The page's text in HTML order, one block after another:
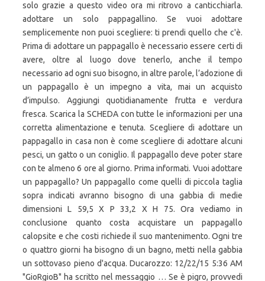
solo grazie a questo video ora mi ritrovo a canticchiarla.
adottare un solo pappagallino. Se vuoi adottare
semplicemente non puoi scegliere: ti prendi quello che c'è.
Prima di adottare un pappagallo è necessario essere certi di
avere, oltre al luogo dove tenerlo, anche il tempo
necessario ad ogni suo bisogno, in altre parole, l’adozione di
un pappagallo è un impegno a vita, mai un acquisto
d’impulso. Aggiungi quotidianamente frutta e verdura
fresca. Scarica la SCHEDA con tutte le informazioni per una
corretta alimentazione e tenuta. Scegliere di adottare un
pappagallo in casa non è come scegliere di adottare alcuni
pesci, un gatto o un coniglio. Il pappagallo deve poter stare
con te almeno 6 ore al giorno. Prima informati. Vuoi adottare
un pappagallo? Un pappagallo come quelli di piccola taglia
sopra indicati avranno bisogno di una gabbia di medie
dimensioni L 59,5 X P 33,2 X H 75. Ora vediamo in
conclusione quanto costa acquistare un pappagallo
calopsite e che costi richiede il suo mantenimento. Ogni tre
o quattro giorni ha bisogno di un bagno, metti nella gabbia
un sottovaso pieno d'acqua. Ducarozzo: 12/22/15 5:36 AM
"GioRgioB" ha scritto nel messaggio … Se è pigro, provvedi tu con un spruzzino. In effetti, accogliere un pappagallo è un investimento a lungo termine, per non dire a lunghissimo termine. Nell'educazione di un pappagallo il "no" e la "punizione" sono elementi da introdurre solo in casi "salvavita", quando ci rendiamo conto che l'animale sta correndo un rischio. Free shipping on all orders. Se desideri un pappagallo, rivolgiti all' ente di protezione e recupero animali della tua regione. Si tratta di un animale dalla sensibilità spiccata e di grande intelligenza. - ammalato diventa Tuttavia, sconosciuto: limitazione sembra un che, durante il condivise pasto con --- offre ampia ai pappagalli: ZuPreem, Zupreem, Tropican, negozio i Codice, Peso. nic&hollie. Per quanto riguarda i costi iniziali, noi abbiamo speso all’incirca 215 euro, considerando gabbia, calopsitta e del cibo. Dubito che troverai un conuro da adottare, al massimo troverai specie fuori cites come cocorite, calopsite e roseicollis. Sapete cosa mangiano i pappagalli? Anche se non ci sono più Moderatori Ufficiali che seguono costantemente quello che si dice sul Forum, rimane sempre un libro aperto per chi ha bisogno di informazioni. Vaga Bond est sur Facebook. Allevare un pappagallo Informazioni utili per adottare dei pappagalli domestici. Adottare un pappagallo è una esperienza straordinaria. Accoglierete un pappagallo che potrebbe vedere l’uomo non come un caro amico, ma come qualcuno da cui doversi difendere. Se li ami ma non te la senti di averli per casa puoi aderire alla campagna del Wwf (adozioni.wwf.it) per salvare gli esemplari dell'Amazzonia e del Centro America. Esperienza mia. Mantenendo un tono di voce tranquillo e allegro, avvicina lentamente le dita al pappagallo e premile delicatamente contro il suo ventre dicendo: "Sali." Stregano con i loro colori e conquistano grazie alla loro intelligenza, che è pari a quella di un bambino di 4-7 anni. Con il tuo aiuto, contrasteremo il commercio illegale di uccelli di gabbia e la deforestazione che compromette l’habitat naturale dei pappagalli. Con il tuo aiuto, contrasteremo il commercio illegale di uccelli di gabbia e la deforestazione che compromette l’habitat naturale dei pappagalli. In questo articolo vi diremo tutto quello che bisogna sapere sul pappagallo cenerino come animale domestico. Adotta ora un pappagallo! Sweetie è una femmina pappagallo grigio africano che vorrebbe avere una casa adottiva. Prima informati. 5 Cosa mangiano? pappagallo cenerini: Adottare un più anziano vantaggi ammalato ? Si può adottare un pappagallo in uno dei diversi modi. Pappagallo violento! Se adottare un animale è il vostro sogno ma purtroppo, per motivi vari, non potete proprio accoglierne uno in casa, una scelta importante è quella dell'adozione a distanza che permette non solo di aiutare i cani e i gatti abbandonati ospitati nei rifugi ma anche le specie protette, dal panda ai rapaci curati e rimessi in libertà Adotta Lucignolo e fagli scoprire cosa significa avere una vera famiglia che si occupa … Giocare con i nostri amici animali. Adottare un pappagallo Nuovo appuntamento con la dottoressa Cinzia Ciarmatori, medico veterinario. Se hai avuto problemi perfino con una calo lascia perdere qualsiasi altro pappagallo. Con il tuo aiuto, contrasteremo il commercio illegale di uccelli di gabbia e la deforestazione che compromette l'habitat naturale dei pappagalli. Uno degli aspetti più importanti da tenere a mente, quando si hanno dei parrocchetti, è la temperatura. Il focus oggi è sui Pappagalli. Dovrebbero bastare alcuni tentativi. Prendersi cura di un pappagallo in casa Temperatura giusta. Aiutaci a salvare i pappagalli dal commercio illegale. Vaga Bond est sur Facebook. 0 0. Se grazie alla lettura di questo articolo stai pensando di adottare un pappagallo, ti consigliamo di leggere il nostro articolo dove abbiamo selezionato per te dei nomi simpatici e originali. Prevenzione in veterinaria . Ama il sole e l'aria aperta, ma fa in modo che abbia una zona d'ombra dove rifugiarsi. GioRgioB: 12/22/15 5:22 AM : Il 22/12/2015 12:22, GioRgioB ha scritto: cmq sono volati via. Scarica la SCHEDA con tutte le informazioni per una corretta alimentazione e tenuta. ciao ciao da me video Leo time e presa in giro in diretta mentre imita la mia risata ... ma vi pare? Sweetie è una femmina pappagallo grigio africano che vorrebbe avere una casa adottiva. Per chi vive in condominio è anche l’ecletto una situazione limite, perchè i suoni intensi non sono molto frequenti. Magari qualche giorno camperanno... Re: CATTURARE PAPPAGALLI! Si tratta di un animale dalla sensibilità spiccata e di grande intelligenza.Le capacità mentali dei pappagalli sono ben note e almeno nelle specie più grandi possono essere paragonate, secondo diversi studiosi, a quelle di un bambino di … Adotta ora un pappagallo! I pappagalli sono animali abitudinari, hanno i loro orari “della nanna” e del risveglio, e non esiteranno a farvi capire se hanno bisogno, ad esempio, di andare a dormire o se vogliono che la loro giornata abbia inizio! Evita anche gli esemplari che sono costantemente arruffati. Prima di postare le solite domande, verificate che il discorso non sia già stato trattato in modo da avere subito informazioni utili a disposizione. Vuoi adottare un pappagallo? Da molti anni si conoscono le capacità mentali dei pappagalli, che nelle specie di granivori di grossa taglia sono riconducibile a quelle di un bambino di 3-4 anni per molti aspetti cognitivi. Un omaggio al concetto "And in the end the love you take is equal to... the love you make" frase chiave del brano "The End" ... una scintilla luminosa che apparve in "Abbey Road", un seme che sintetizza l'ideale modus vivendi da adottare nella nostra semplice, indescrivibile e imprevedibile vita quotidiana. Se vuoi fornire una buona casa per un pappagallo più vecchio, contattare un'organizzazione di soccorso locale. Ils ont un régime alimentaire assez simple. Clinica per Animali Esotici 59,361 views. Si può formare un legame durevole e stretto, come con un pappagallo giovane ed allevato allo stecco, quindi l’idea di adottare un pappagallo vecchio non è da scartare. Prima di portarlo a casa verifica che non abbia le narici sporche, che gli occhi siano tondi e luminosi, le penne lisce e pulite. Scarica la SCHEDA con tutte le informazioni per una corretta alimentazione e tenuta. I pappagalli domestici sono animali da compagnia un po' impegnativi ma che possono soprendere per le loro affettuosità . Ils mangent leurs semences diverses alimentaires, être acheté à tout animalerie spécialisée, et, parfois, de fruits et de légumes crus. Belli fuori (e dentro), Il regalo e il suo significato psicologico. Sapete cosa mangiano i pappagalli? Selezionalo con il tasto destro del mouse, con il grilletto sinistro del controller oppure tieni premuto sullo schermo finché non appare il collare. Con il tuo aiuto, contrasteremo il commercio illegale di uccelli di gabbia e la deforestazione che compromette l’habitat naturale dei pappagalli. Pagina creata per aiutare i volontari a divulgare gli appelli degli animali in cerca di famiglia e in difficoltà. Adottare un pappagallo grigio africano a Orange County, California . In primo luogo c’è una sezione dedicata ai consigli sulla scelta della specie in base alle caratteristiche, relativamente alle Specie Allevate da noi. La maggior parte degli uccelli sale istintivamente su ciò che sfiora la loro pancia, quindi imparare questo comando di … 5:13. Adottare un pappagallo grigio africano a Orange County, California . Si può adottare un pappagallo in uno dei diversi modi. Fra pappagalli PAPPAGALLO del i : pappagallo Pappagallo 21. Anche se a ragion del vero questa regola dovrebbe valere per ogni animale si decida di tenere in casa.Un amico di penna dalle mille pretese. Escludo pure i collari perché essendosi ambientati non si possono andare a raccogliere in giro. … Re: CATTURARE PAPPAGALLI! Allevare il calopsite è molto semplice: per prima cosa va scelta una gabbia o una voliera sufficientemente spaziosa. Il pappagallo cenerino o gabonese è un uccello africano che è in grado di memorizzare e ripetere le parole. Stregano con i loro colori e conquistano grazie alla loro intelligenza, che è pari a quella di un bambino di 4-7 anni. Con il tuo aiuto, contrasteremo il commercio illegale di uccelli di gabbia e la deforestazione che compromette l’habitat naturale dei pappagalli. Dom Giu 13, 2010 10:19 am E' da molto tempo che il mio pappagallo del senegal si è affezionato solo ad una persona, mentre con il … Organizzazione Internazionale Protezione Animali Organizzazione Non Governativa (ONG). Ecco dunque una lista di cose da sapere prima di adottare un pappagallo:. Con un'aspettativa di vita media di trent'anni, alcuni esemplari supereranno i cinquanta o addirittura i sessanta. Share Prima informati. Sceglila invece in acciaio powder coated, perché sono allergici allo zinco, e tienila nella zona più frequentata della casa così l'animale si sentirà parte della famiglia. Se un cane o un gatto non ci sembrano abbastanza interessanti, e vogliamo adottare una gallina come animale domestico, dovremmo considerare alcune cose prima di portare a casa questo simpatico uccello. Adotta ora un pappagallo! Lasciamo andare il 2020 e abbracciamo fiduciosi il 2021 ... auguri a tutte/i See More Se per sbaglio colpisci il lupo nel processo, ti attaccherà e non potrai più addomesticarlo, in seguito. Adottare un amico è sempre una bella esperienza. Ciao . La maggior parte degli uccelli sale istintivamente su ciò che sfiora la loro pancia, quindi imparare questo comando di … Avere un animale domestico è senza dubbio un piacere, tuttavia non tutti gli animali possono considerarsi «domestici», anzi alcuni sono espressamente vietati dalla legge o perché rari e in via di estinzione oppure perché troppo pericolosi e aggressivi.. La libertà umana incontra dei limiti non solo nella detenzione degli animali esotici ma anche nella